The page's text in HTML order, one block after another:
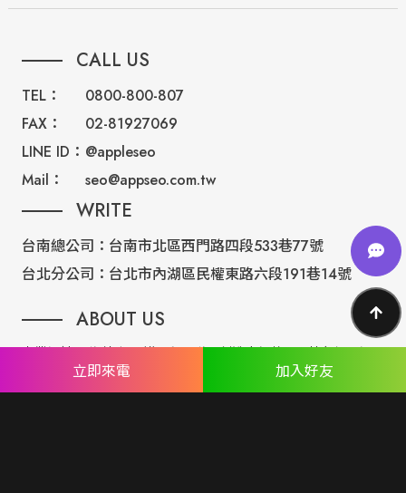
CALL US
TEL：
0800-800-807
FAX：
02-81927069
LINE ID： @appleseo
Mail：
seo@appseo.com.tw
WRITE
台南總公司： 台南市北區西門路四段533巷77號
台北分公司： 台北市內湖區民權東路六段191巷14號
ABOUT US
專業設計團隊 結合 嚴謹工程團隊，創造出無數最具特色網頁設
計，不管是時尚美感或是網站最新特效技術，我們仍不斷學習推
出最創新的網頁設計。
立即來電 加入好友